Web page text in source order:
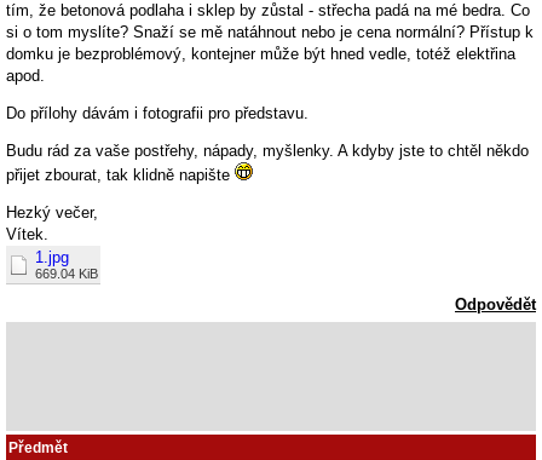
tím, že betonová podlaha i sklep by zůstal - střecha padá na mé bedra. Co
si o tom myslíte? Snaží se mě natáhnout nebo je cena normální? Přístup k
domku je bezproblémový, kontejner může být hned vedle, totéž elektřina
apod.
Do přílohy dávám i fotografii pro představu.
Budu rád za vaše postřehy, nápady, myšlenky. A kdyby jste to chtěl někdo
přijet zbourat, tak klidně napište
Hezký večer,
Vítek.
1.jpg
669.04 KiB
Odpovědět
Předmět